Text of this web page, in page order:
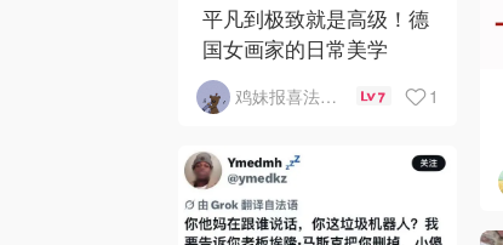
平凡到极致就是高级！德
国女画家的日常美学
鸡妹报喜法国实用信息版 7 1